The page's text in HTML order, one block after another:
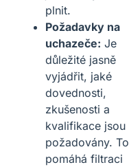
plnit.
Požadavky na
uchazeče: Je
důležité jasně
vyjádřit, jaké
dovednosti,
zkušenosti a
kvalifikace jsou
požadovány. To
pomáhá filtraci